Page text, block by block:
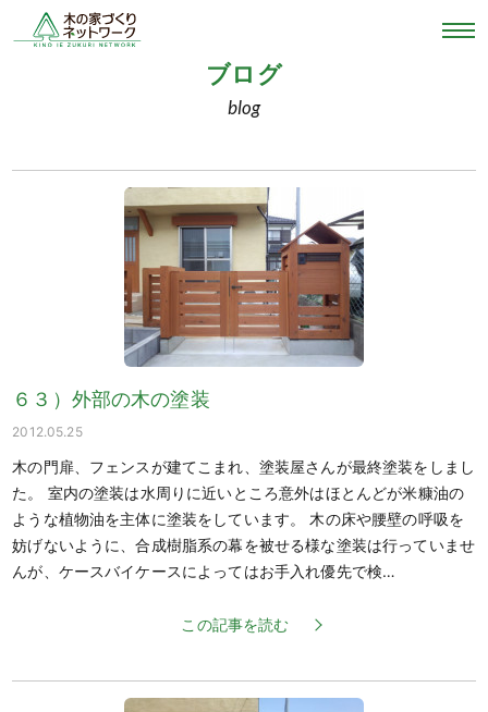
ブログ
blog
６３）外部の木の塗装
2012.05.25
木の門扉、フェンスが建てこまれ、塗装屋さんが最終塗装をしまし
た。 室内の塗装は水周りに近いところ意外はほとんどが米糠油の
ような植物油を主体に塗装をしています。 木の床や腰壁の呼吸を
妨げないように、合成樹脂系の幕を被せる様な塗装は行っていませ
んが、ケースバイケースによってはお手入れ優先で検…
この記事を読む